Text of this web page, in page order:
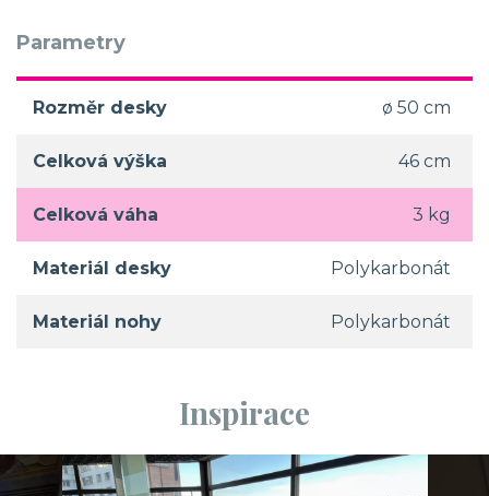
Parametry
Rozměr desky ø 50 cm
Celková výška 46 cm
Celková váha 3 kg
Materiál desky Polykarbonát
Materiál nohy Polykarbonát
Inspirace